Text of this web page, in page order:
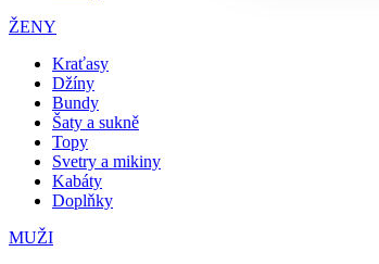
ŽENY
Kraťasy
Džíny
Bundy
Šaty a sukně
Topy
Svetry a mikiny
Kabáty
Doplňky
MUŽI